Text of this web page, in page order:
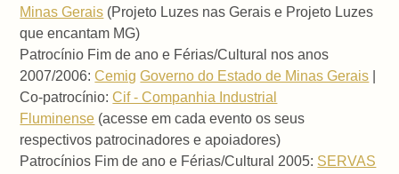
Minas Gerais (Projeto Luzes nas Gerais e Projeto Luzes
que encantam MG)
Patrocínio Fim de ano e Férias/Cultural nos anos
2007/2006:Cemig Governo do Estado de Minas Gerais
Co-patrocínio:Cif - Companhia Industrial
Fluminense (acesse em cada evento os seus
respectivos patrocinadores e apoiadores)
Patrocínios Fim de ano e Férias/Cultural 2005: SERVAS